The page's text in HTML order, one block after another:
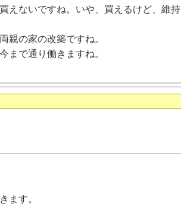
えないですね。いや、買えるけど、維持
親の家の改築ですね。
まで通り働きますね。
ます。